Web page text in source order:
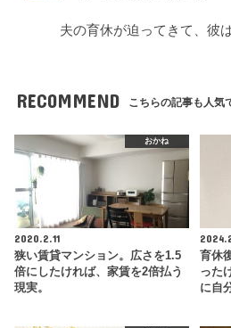
夫の育休が迫ってきて、彼
RECOMMEND こちらの記事も人気
おかね
2020.2.11
狭い賃貸マンション。広さを1.5
倍にしたければ、家賃を2倍払う
現実。
育休
った
に自